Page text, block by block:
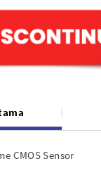
CMOS Sensor